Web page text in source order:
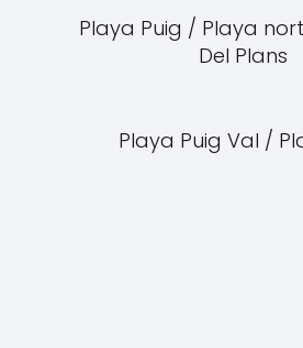
Playa Puig / Playa
Del Plans
Playa Puig Val /